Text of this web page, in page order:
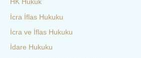
HK Hukuk
İcra İflas Hukuku
İcra ve İflas Hukuku
İdare Hukuku